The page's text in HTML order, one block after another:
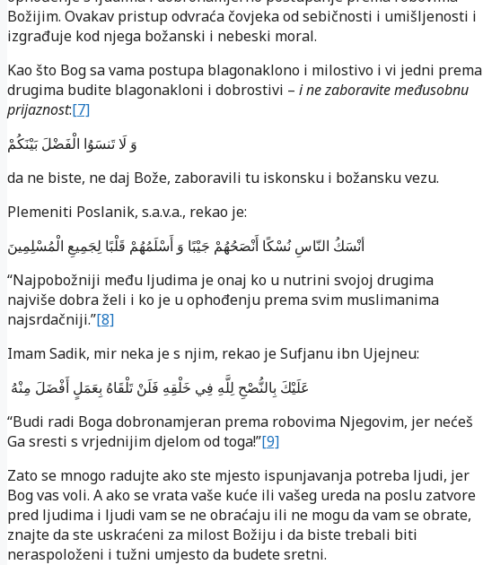
Božijim. Ovakav pristup odvraća čovjeka od sebičnosti i umišljenosti i
izgrađuje kod njega božanski i nebeski moral.
Kao što Bog sa vama postupa blagonaklono i milostivo i vi jedni prema
drugima budite blagonakloni i dobrostivi – i ne zaboravite međusobnu
prijaznost:[7]
وَ لَا تَنسَوُا الْفَضْلَ بَيْنَكُمْ
da ne biste, ne daj Bože, zaboravili tu iskonsku i božansku vezu.
Plemeniti Poslanik, s.a.v.a., rekao je:
أنْسَكُ النّاسِ نُسْكًا أَنْصَحُهُمْ جَيْبًا وَ أَسْلَمُهُمْ قَلْبًا لِجَمِيعِ الْمُسْلِمِينَ
“Najpobožniji među ljudima je onaj ko u nutrini svojoj drugima
najviše dobra želi i ko je u ophođenju prema svim muslimanima
najsrdačniji.”[8]
Imam Sadik, mir neka je s njim, rekao je Sufjanu ibn Ujejneu:
عَلَيْكَ بِالنُّصْحِ لِلَّهِ فِي خَلْقِهِ فَلَنْ تَلْقَاهُ بِعَمَلٍ أَفْضَلَ مِنْهُ
“Budi radi Boga dobronamjeran prema robovima Njegovim, jer nećeš
Ga sresti s vrjednijim djelom od toga!”[9]
Zato se mnogo radujte ako ste mjesto ispunjavanja potreba ljudi, jer
Bog vas voli. A ako se vrata vaše kuće ili vašeg ureda na poslu zatvore
pred ljudima i ljudi vam se ne obraćaju ili ne mogu da vam se obrate,
znajte da ste uskraćeni za milost Božiju i da biste trebali biti
neraspoloženi i tužni umjesto da budete sretni.